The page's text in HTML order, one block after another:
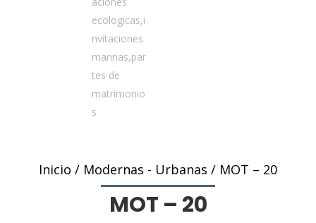
Inicio / Modernas - Urbanas / MOT – 20
MOT – 20